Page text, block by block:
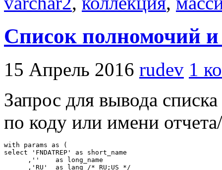
Список полномочий и
15 Апрель 2016 rudev 1
Запрос для вывода
по коду или имени
with params as (
select 'FNDATREP' as short_name
      ,''    as long_name
      ,'RU'  as lang /* RU;US */